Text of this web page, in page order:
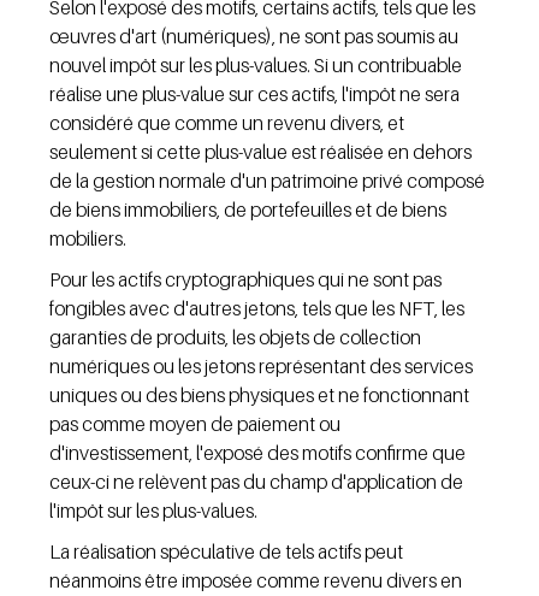
Selon l'exposé des motifs, certains actifs, tels que les
œuvres d'art (numériques), ne sont pas soumis au
nouvel impôt sur les plus-values. Si un contribuable
réalise une plus-value sur ces actifs, l'impôt ne sera
considéré que comme un revenu divers, et
seulement si cette plus-value est réalisée en dehors
de la gestion normale d'un patrimoine privé composé
de biens immobiliers, de portefeuilles et de biens
mobiliers.
Pour les actifs cryptographiques qui ne sont pas
fongibles avec d'autres jetons, tels que les NFT, les
garanties de produits, les objets de collection
numériques ou les jetons représentant des services
uniques ou des biens physiques et ne fonctionnant
pas comme moyen de paiement ou
d'investissement, l'exposé des motifs confirme que
ceux-ci ne relèvent pas du champ d'application de
l'impôt sur les plus-values.
La réalisation spéculative de tels actifs peut
néanmoins être imposée comme revenu divers en